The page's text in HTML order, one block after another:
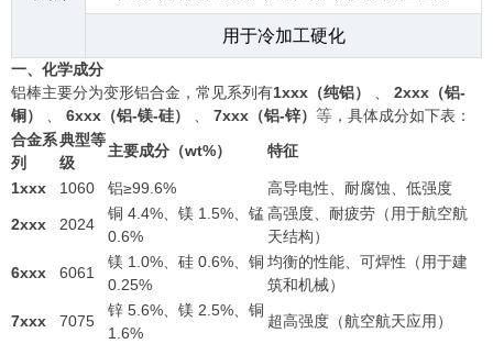
用于冷加工硬化
一、化学成分
铝棒主要分为变形铝合金，常见系列有1xxx（纯铝）
2xxx（铝-
铜）
6xxx（铝-镁-硅） 7xxx（铝-锌） 等 ，具体成分如下表：
合金系
列
典型等
级
主要成分（wt%） 特征
1xxx 1060 铝≥99.6% 高导电性、耐腐蚀、低强度
2xxx 2024
铜 4.4%、镁 1.5%、锰
0.6%
高强度、耐疲劳（用于航空航
天结构）
6xxx 6061
镁 1.0%、硅 0.6%、铜
0.25%
均衡的性能、可焊性（用于建
筑和机械）
7xxx 7075
锌 5.6%、镁 2.5%、铜
1.6%
超高强度（航空航天应用）